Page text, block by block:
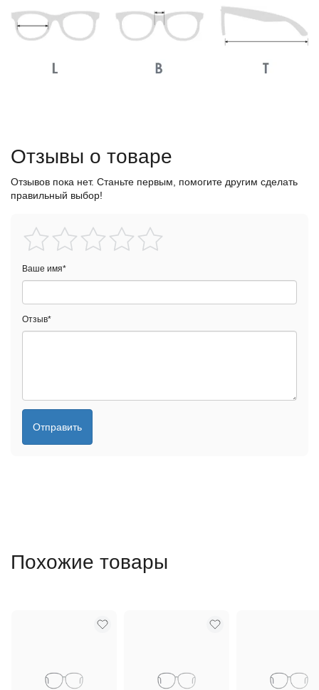
Отзывы о товаре
Отзывов пока нет. Станьте первым, помогите другим сделать
правильный выбор!
Ваше имя*
Отзыв*
Отправить
Похожие товары